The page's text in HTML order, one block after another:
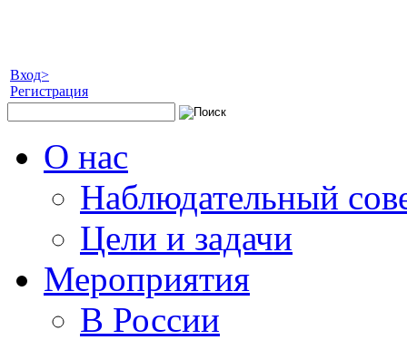
Вход>
Регистрация
О нас
Наблюдательный
Цели и задачи
Мероприятия
В России